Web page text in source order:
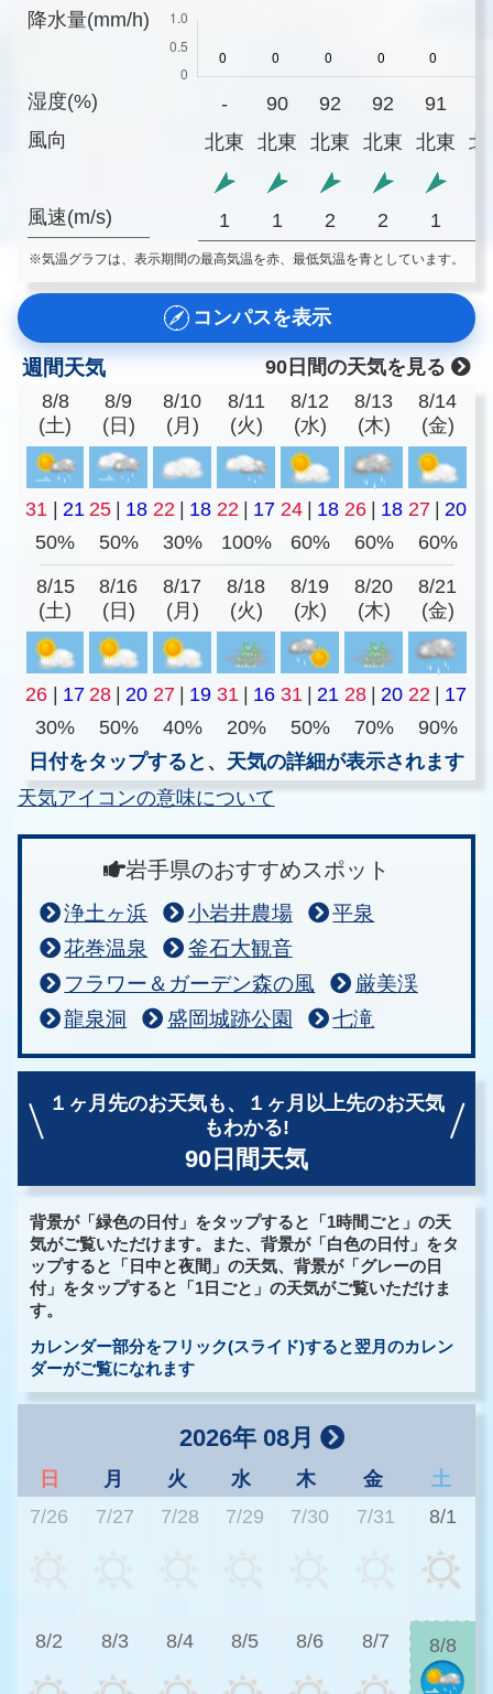
降水量(mm/h)
湿度(%)
風向
風速(m/s)
- 90 92 92 91
北東
北東 北東 北東 北東 北
1 1 2 2 1
※気温グラフは、表示期間の最高気温を赤、最低気温を青としています。
コンパスを表示
週間天気
90日間の天気を見る
8/8
(土)
8/9
(日)
8/10
(月)
8/11
(火)
8/12
(水)
8/13
(木)
8/14
(金)
31 21 25 18 22 18 22 17 24 18 26 18 27
20
50%
50% 30% 100% 60% 60% 60%
8/15
(土)
8/16
(日)
8/17
(月)
8/18
(火)
8/19
(水)
8/20
(木)
8/21
(金)
26 17 28 20 27 19 31 16 31 21 28 20 22
17
30%
50% 40% 20% 50% 70%
90%
日付をタップすると、天気の詳細が表示されます
天気アイコンの意味について
岩手県のおすすめスポット
浄土ヶ浜 小岩井農場
平泉
花巻温泉
釜石大観音
フラワー＆ガーデン森の風
厳美渓
龍泉洞
盛岡城跡公園 七滝
１ヶ月先のお天気も、
１ヶ月以上先のお天気
もわかる!
90日間天気
背景が「緑色の日付」をタップすると「1時間ごと」の天
気がご覧いただけます。また、背景が「白色の日付」をタ
ップすると「日中と夜間」の天気、背景が「グレーの日
付」をタップすると「1日ごと」の天気がご覧いただけま
す。
カレンダー部分をフリック(スライド)すると翌月のカレン
ダーがご覧になれます
2026年 08月
日 月 火 水 木 金
土
7/26
7/27 7/28 7/29 7/30 7/31 8/1
8/2 8/3 8/4 8/5 8/6 8/7 8/8